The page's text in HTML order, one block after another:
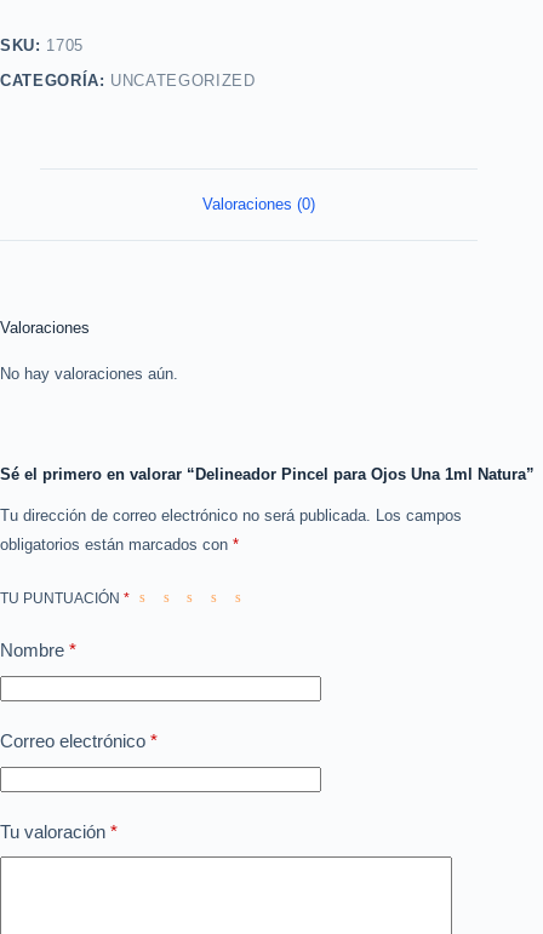
SKU: 1705
CATEGORÍA: UNCATEGORIZED
Valoraciones (0)
Valoraciones
No hay valoraciones aún.
Sé el primero en valorar “Delineador Pincel para Ojos Una 1ml Natura”
Tu dirección de correo electrónico no será publicada. Los campos
obligatorios están marcados con *
TU PUNTUACIÓN *
Nombre *
Correo electrónico *
Tu valoración *